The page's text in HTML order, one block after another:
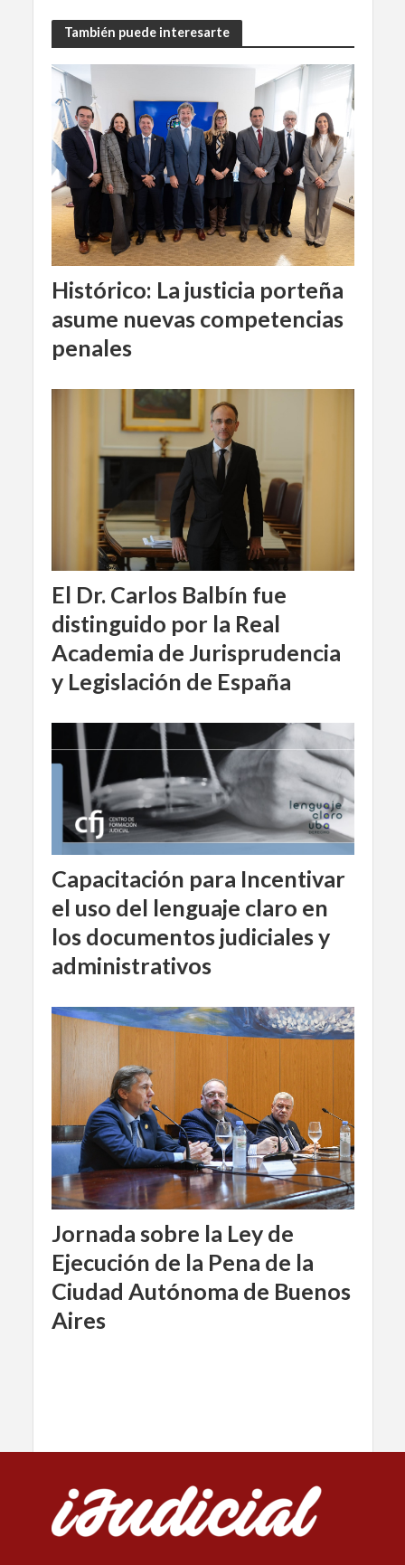
También puede interesarte
Histórico: La justicia porteña
asume nuevas competencias
penales
El Dr. Carlos Balbín fue
distinguido por la Real
Academia de Jurisprudencia
y Legislación de España
Capacitación para Incentivar
el uso del lenguaje claro en
los documentos judiciales y
administrativos
Jornada sobre la Ley de
Ejecución de la Pena de la
Ciudad Autónoma de Buenos
Aires